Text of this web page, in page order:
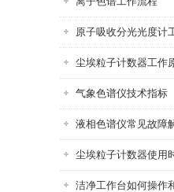
原子吸收分光光度计
尘埃粒子计数器工作
气象色谱仪技术指标
液相色谱仪常见故障
尘埃粒子计数器使用
洁净工作台如何操作